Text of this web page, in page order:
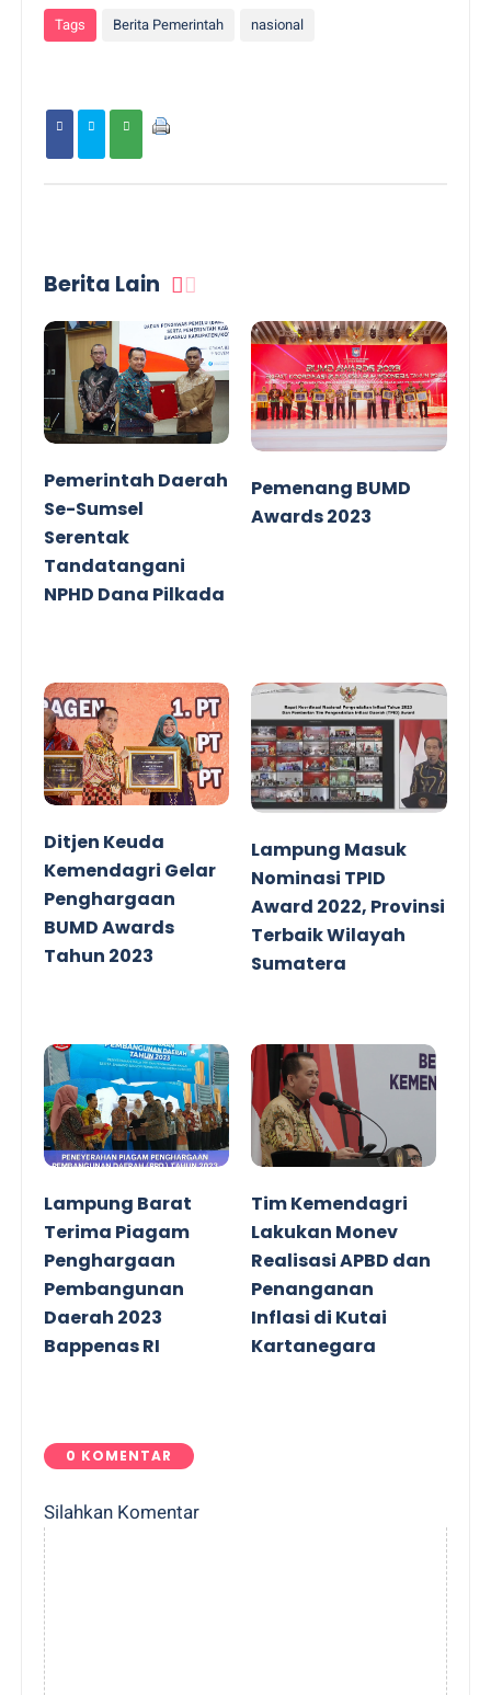
Tags Berita Pemerintah nasional
Berita Lain
Pemerintah Daerah
Se-Sumsel
Serentak
Tandatangani
NPHD Dana Pilkada
Pemenang BUMD
Awards 2023
Ditjen Keuda
Kemendagri Gelar
Penghargaan
BUMD Awards
Tahun 2023
Lampung Masuk
Nominasi TPID
Award 2022, Provinsi
Terbaik Wilayah
Sumatera
Lampung Barat
Terima Piagam
Penghargaan
Pembangunan
Daerah 2023
Bappenas RI
Tim Kemendagri
Lakukan Monev
Realisasi APBD dan
Penanganan
Inflasi di Kutai
Kartanegara
0 KOMENTAR
Silahkan Komentar